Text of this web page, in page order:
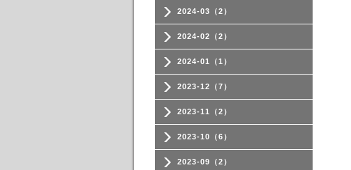
2024-03（2）
2024-02（2）
2024-01（1）
2023-12（7）
2023-11（2）
2023-10（6）
2023-09（2）